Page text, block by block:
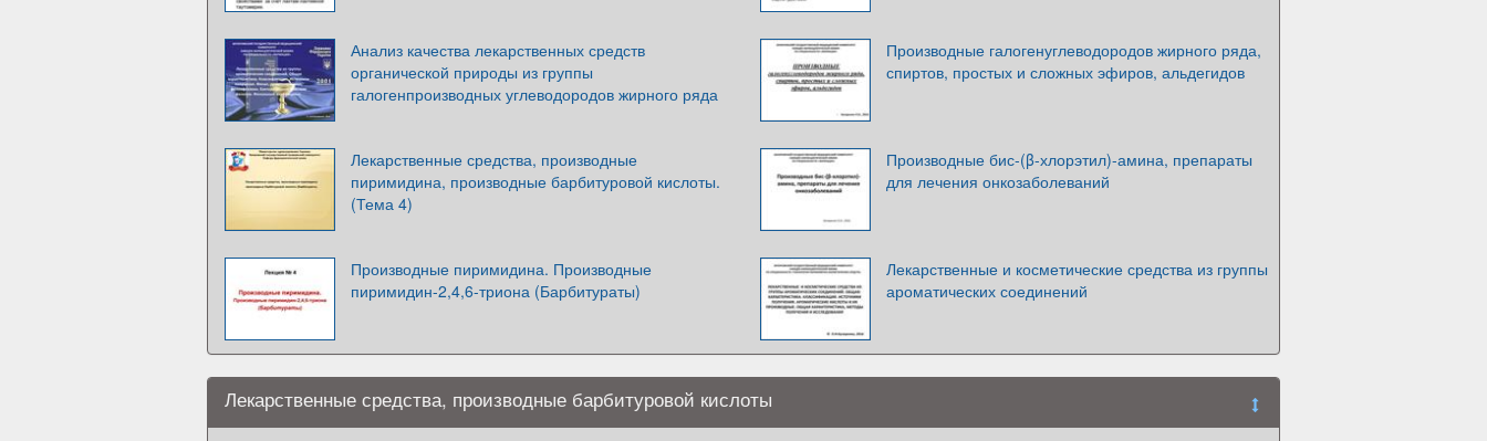
Анализ качества лекарственных средств
органической природы из группы
галогенпроизводных углеводородов жирного ряда
Производные галогенуглеводородов жирного ряда,
спиртов, простых и сложных эфиров, альдегидов
Лекарственные средства, производные
пиримидина, производные барбитуровой кислоты.
(Тема 4)
Производные бис-(β-хлорэтил)-амина, препараты
для лечения онкозаболеваний
Производные пиримидина. Производные
пиримидин-2,4,6-триона (Барбитураты)
Лекарственные и косметические средства из группы
ароматических соединений
Лекарственные средства, производные барбитуровой кислоты